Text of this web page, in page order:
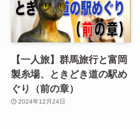
【一人旅】群馬旅行と富岡
製糸場、ときどき道の駅め
ぐり（前の章）
2024年12月24日